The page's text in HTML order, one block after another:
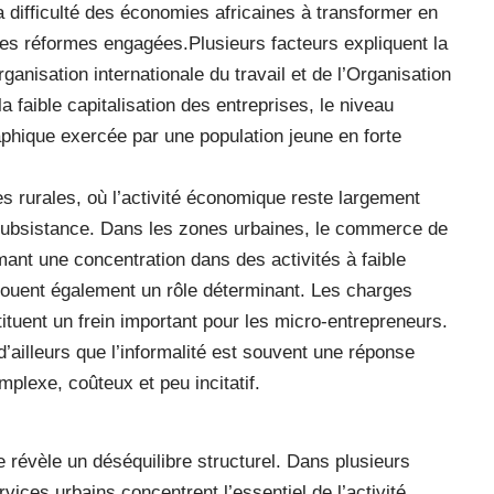
difficulté des économies africaines à transformer en
réformes engagées.Plusieurs facteurs expliquent la
internationale du travail et de l’Organisation
faible capitalisation des entreprises, le niveau
exercée par une population jeune en forte
rurales, où l’activité économique reste largement
Dans les zones urbaines, le commerce de
une concentration dans des activités à faible
également un rôle déterminant. Les charges
un frein important pour les micro-entrepreneurs.
que l’informalité est souvent une réponse
coûteux et peu incitatif.
révèle un déséquilibre structurel. Dans plusieurs